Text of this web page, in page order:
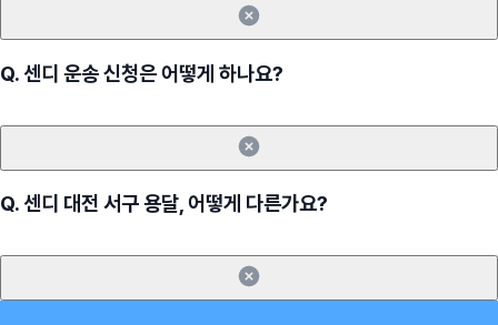
Q.센디 운송 신청은 어떻게 하나요?
Q.센디 대전 서구 용달, 어떻게 다른가요?